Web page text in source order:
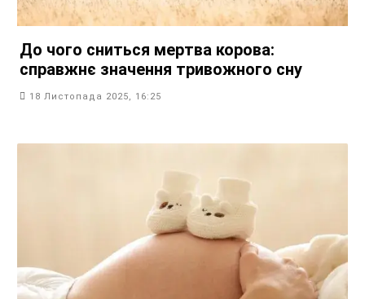
До чого сниться мертва корова:
справжнє значення тривожного сну
18 Листопада 2025, 16:25